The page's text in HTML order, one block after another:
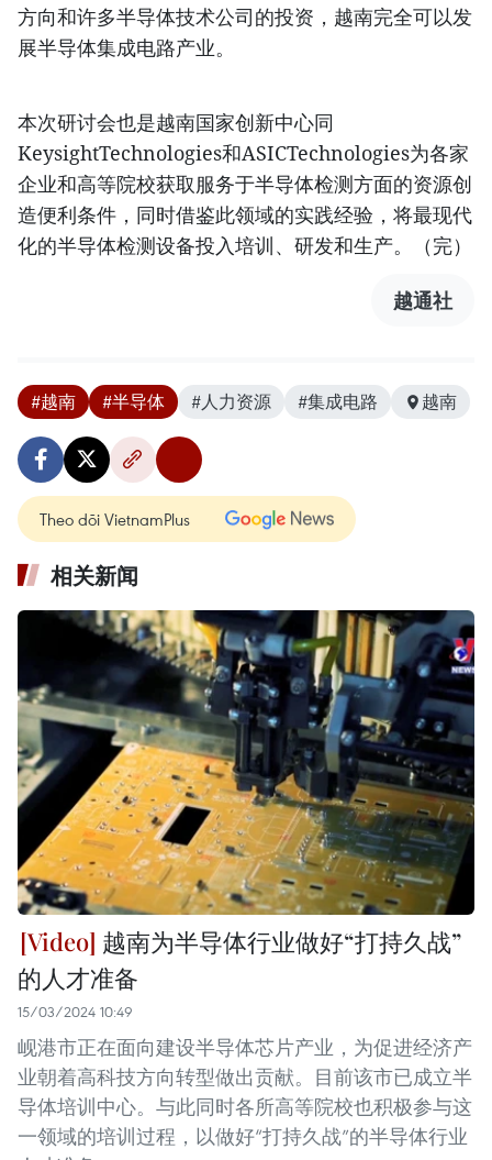
方向和许多半导体技术公司的投资，越南完全可以发
展半导体集成电路产业。
本次研讨会也是越南国家创新中心同
KeysightTechnologies和ASICTechnologies为各家
企业和高等院校获取服务于半导体检测方面的资源创
造便利条件，同时借鉴此领域的实践经验，将最现代
化的半导体检测设备投入培训、研发和生产。（完）
越通社
#越南 #半导体 #人力资源 #集成电路 越南
Theo dõi VietnamPlus
相关新闻
越南为半导体行业做好“打持久战”
的人才准备
15/03/2024 10:49
岘港市正在面向建设半导体芯片产业，为促进经济产
业朝着高科技方向转型做出贡献。目前该市已成立半
导体培训中心。与此同时各所高等院校也积极参与这
一领域的培训过程，以做好“打持久战”的半导体行业